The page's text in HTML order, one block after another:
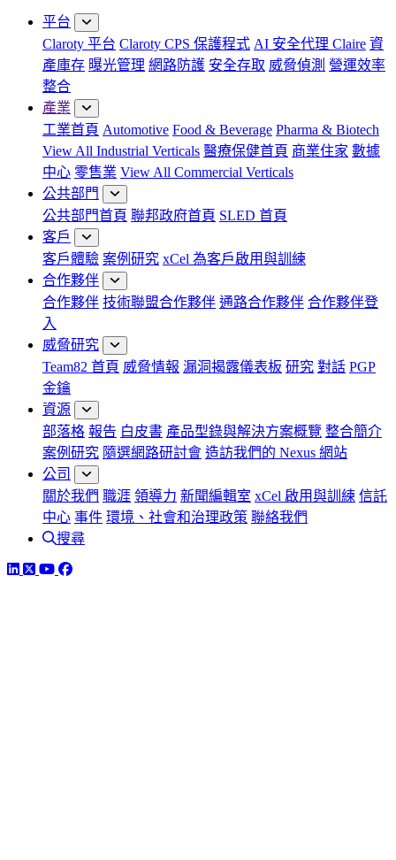
平台
Claroty 平台 Claroty CPS 保護程式 AI 安全代理 Claire 資
產庫存 曝光管理 網路防護 安全存取 威脅偵測 營運效率
整合
產業
工業首頁 Automotive Food & Beverage Pharma & Biotech
View All Industrial Verticals 醫療保健首頁 商業住家 數據
中心 零售業 View All Commercial Verticals
公共部門
公共部門首頁 聯邦政府首頁 SLED 首頁
客戶
客戶體驗 案例研究 xCel 為客戶啟用與訓練
合作夥伴
合作夥伴 技術聯盟合作夥伴 通路合作夥伴 合作夥伴登
入
威脅研究
Team82 首頁 威脅情報 漏洞揭露儀表板 研究 對話 PGP
金鑰
資源
部落格 報告 白皮書 產品型錄與解決方案概覽 整合簡介
案例研究 隨選網路研討會 造訪我們的 Nexus 網站
公司
關於我們 職涯 領導力 新聞編輯室 xCel 啟用與訓練 信託
中心 事件 環境、社會和治理政策 聯絡我們
搜尋
LinkedIn
TwitterYouTube
Facebook